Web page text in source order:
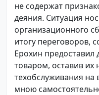
не содержат
деяния. Ситуация
организационного
итогу переговоров,
Ерохин предоставил
товаром, оставив их
техобслуживания на
мною